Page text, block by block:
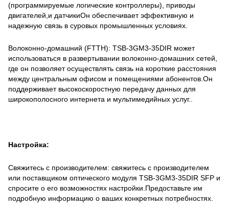
(программируемые логические контроллеры), приводы
двигателей,и датчикиОн обеспечивает эффективную и
надежную связь в суровых промышленных условиях.
Волоконно-домашний (FTTH): TSB-3GM3-35DIR может
использоваться в развертывании волоконно-домашних сетей,
где он позволяет осуществлять связь на короткие расстояния
между центральным офисом и помещениями абонентов.Он
поддерживает высокоскоростную передачу данных для
широкополосного интернета и мультимедийных услуг..
Настройка:
Свяжитесь с производителем: свяжитесь с производителем
или поставщиком оптического модуля TSB-3GM3-35DIR SFP и
спросите о его возможностях настройки.Предоставьте им
подробную информацию о ваших конкретных потребностях.